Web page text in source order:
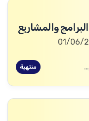
والمشاريع
دمشق, طرطوس, ريف دمشق, ديرالزور, درعا, اللاذقية, حماة منتهية